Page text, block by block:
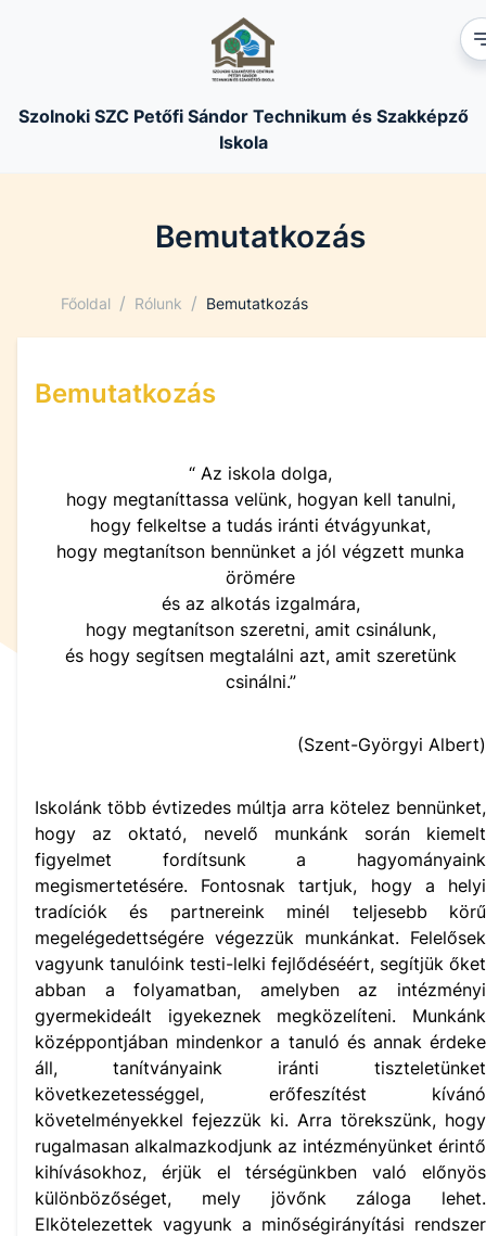
Szolnoki SZC Petőfi Sándor Technikum és Szakképző
Iskola
Bemutatkozás
Főoldal / Rólunk / Bemutatkozás
Bemutatkozás
“ Az iskola dolga,
hogy megtaníttassa velünk, hogyan kell tanulni,
hogy felkeltse a tudás iránti étvágyunkat,
hogy megtanítson bennünket a jól végzett munka
örömére
és az alkotás izgalmára,
hogy megtanítson szeretni, amit csinálunk,
és hogy segítsen megtalálni azt, amit szeretünk
csinálni.”
(Szent-Györgyi Albert)
Iskolánk több évtizedes múltja arra kötelez bennünket,
hogy az oktató, nevelő munkánk során kiemelt
figyelmet fordítsunk a hagyományaink
megismertetésére. Fontosnak tartjuk, hogy a helyi
tradíciók és partnereink minél teljesebb körű
megelégedettségére végezzük munkánkat. Felelősek
vagyunk tanulóink testi-lelki fejlődéséért, segítjük őket
abban a folyamatban, amelyben az intézményi
gyermekideált igyekeznek megközelíteni. Munkánk
középpontjában mindenkor a tanuló és annak érdeke
áll, tanítványaink iránti tiszteletünket
következetességgel, erőfeszítést kívánó
követelményekkel fejezzük ki. Arra törekszünk, hogy
rugalmasan alkalmazkodjunk az intézményünket érintő
kihívásokhoz, érjük el térségünkben való előnyös
különbözőséget, mely jövőnk záloga lehet.
Elkötelezettek vagyunk a minőségirányítási rendszer